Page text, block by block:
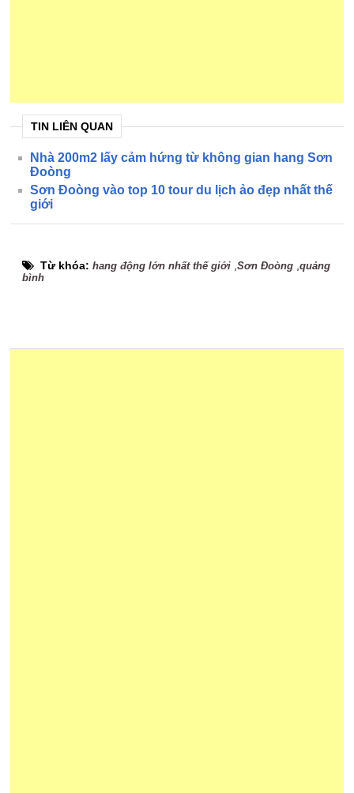
TIN LIÊN QUAN
Nhà 200m2 lấy cảm hứng từ không gian hang Sơn
Đoòng
Sơn Đoòng vào top 10 tour du lịch ảo đẹp nhất thế
giới
Từ khóa:hang động lớn nhất thế giới ,Sơn Đoòng ,quảng
bình